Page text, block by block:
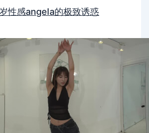
性感angela的极致诱惑